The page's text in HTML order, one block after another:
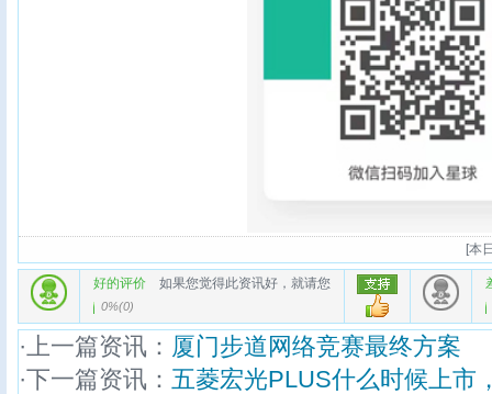
[本
好的评价 如果您觉得此资讯好，就请您
0%(0)
·上一篇资讯： 厦门步道网络竞赛最终方案
·下一篇资讯： 五菱宏光PLUS什么时候上市